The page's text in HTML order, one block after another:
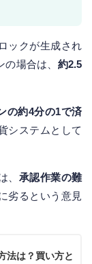
ックが生成され
場合は、 約2.5
の約4分の1で済
システムとして
、 承認作業の難
劣るという意見
法は？買い方と